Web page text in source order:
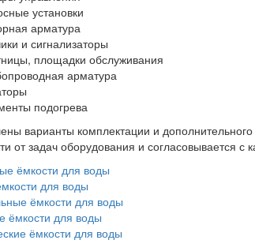
установки
арматура
и сигнализаторы
площадки обслуживания
арматура
подогрева
варианты комплектации и
от задач оборудования и согласовывается
ёмкости для воды
для воды
ёмкости для воды
ёмкости для воды
ёмкости для воды